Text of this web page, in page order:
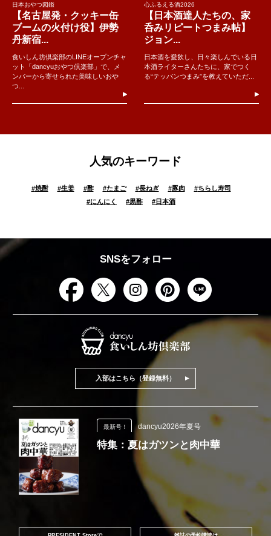
日本おやつ図鑑
【名古屋発・クッキー缶
ブームの火付け役】伊勢
丹新宿...
食いしん坊倶楽部のLINEオープンチャ
ット「dancyuおやつ倶楽部」で、メ
ンバーから寄せられた美味しいおや
つ...
心ふるえる酒2026
【日本酒達人たちの、家
呑みリピートつまみ帖】
ジョン...
日本酒を愛飲し、日々楽しんでいる日
本酒ライターさんたちに、家でつく
る“テッパンつまみ”を教えていただ...
人気のキーワード
#焼酎 #生姜 #酢 #たまご #長ねぎ #豚肉 #ちらし寿司
#にんにく #黒酢 #日本酒
SNSをフォロー
入部はこちら（登録無料）
最新号！ dancyu2026年夏号
特集：夏はガツンと肉中華